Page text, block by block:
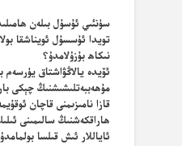
سۈنئىي ئۇسۇل بىلەن
تويدا ئۇسسۇل ئويناشقا
نىكاھ بۇزۇلامدۇ؟
ئۆيدە يالاڭۋاشتاق يۈرسەم
مۇھەببەتلىشىشنىڭ چېكى
قازا نامىزىمنى قاچان
ھاراقكەشنىڭ سالىمىنى
ئاياللار ئىش قىلسا